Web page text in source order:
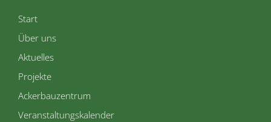
Start
Über uns
Aktuelles
Projekte
Ackerbauzentrum
Veranstaltungskalender